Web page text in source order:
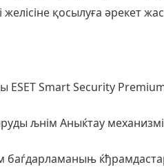
қосылуға әрекет
ESET Smart Security
љнім Аныќтау